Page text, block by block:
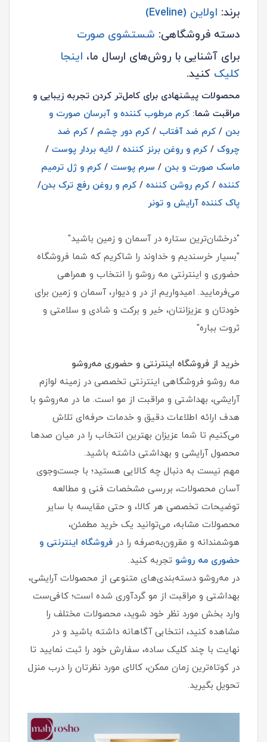
برند: اولاین (Eveline)
دسته فروشگاهی: شستشوی صورت
برای آشنایی با روش‌های ارسال ما، اینجا
کلیک کنید.
محصولات پیشنهادی برای کامل‌تر کردن تجربه زیبایی و
مراقبت شما: کرم مرطوب کننده و آبرسان صورت و
بدن / کرم ضد آفتاب / کرم دور چشم / کرم ضد
چروک / کرم و روغن برنز کننده / لایه بردار پوست /
ماسک صورت و بدن / سرم پوست / کرم و ژل ترمیم
کننده / کرم روشن کننده / کرم و روغن رفع ترک بدن/
پاک کننده آرایش و تونر
"درخشان‌ترین ستاره در آسمان و زمین باشید"
"بسیار خرسندیم و خداوند را شاکریم که شما فروشگاه
حضوری و اینترنتی مه روشو را انتخاب و همراهی
می‌فرمایید. امیدواریم از در و دیوار، آسمان و زمین برای
خودتان و عزیزانتان، خیر و برکت و شادی و سلامتی و
ثروت بباره"
خرید از فروشگاه اینترنتی و حضوری مه‌روشو
مه‌ روشو فروشگاهی اینترنتی تخصصی در زمینه لوازم
آرایشی، بهداشتی و مراقبت از مو است. ما در مه‌روشو با
هدف ارائه اطلاعات دقیق و خدمات حرفه‌ای تلاش
می‌کنیم تا شما عزیزان بهترین انتخاب را در میان صدها
محصول آرایشی و بهداشتی داشته باشید.
مهم نیست به دنبال چه کالایی هستید؛ با جست‌وجوی
آسان محصولات، بررسی مشخصات فنی و مطالعه
توضیحات تخصصی هر کالا، و حتی مقایسه با سایر
محصولات مشابه، می‌توانید یک خرید مطمئن،
هوشمندانه و مقرون‌به‌صرفه را در فروشگاه اینترنتی و
حضوری مه‌ روشو تجربه کنید.
در مه‌روشو دسته‌بندی‌های متنوعی از محصولات آرایشی،
بهداشتی و مراقبت از مو گردآوری شده است؛ کافی‌ست
وارد بخش مورد نظر خود شوید، محصولات مختلف را
مشاهده کنید، انتخابی آگاهانه داشته باشید و در
نهایت با چند کلیک ساده، سفارش خود را ثبت نمایید تا
در کوتاه‌ترین زمان ممکن، کالای مورد نظرتان را درب منزل
تحویل بگیرید.